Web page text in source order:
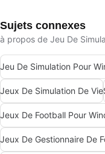
Sujets connexes
à propos de Jeu De
Jeu De Simulation Pour
Jeux De Simulation De Vie
Jeux De Football Pour